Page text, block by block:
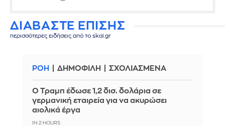
ΔΙΑΒΑΣΤΕ ΕΠΙΣΗΣ
περισσότερες ειδήσεις από το skai.gr
ΡΟΗ ΔΗΜΟΦΙΛΗ ΣΧΟΛΙΑΣΜΕΝΑ
Ο Τραμπ έδωσε 1,2 δισ. δολάρια σε
γερμανική εταιρεία για να ακυρώσει
αιολικά έργα
IN 2 HOURS